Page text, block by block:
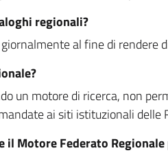
regionali?
al fine di rendere
un motore di ricerca, non
ai siti istituzionali delle
Motore Federato